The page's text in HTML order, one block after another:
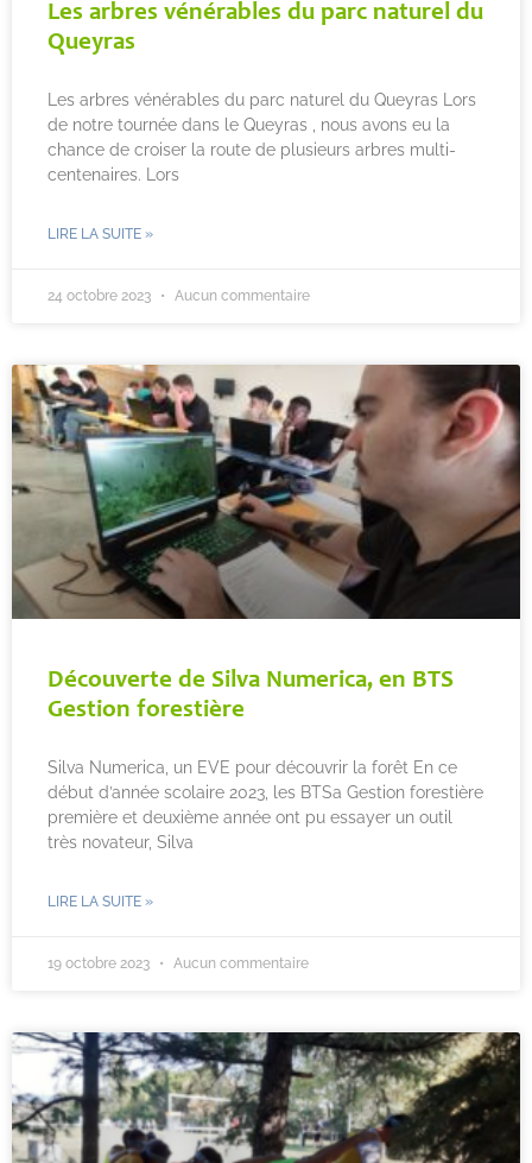
Les arbres vénérables du parc naturel du
Queyras
Les arbres vénérables du parc naturel du Queyras Lors
de notre tournée dans le Queyras , nous avons eu la
chance de croiser la route de plusieurs arbres multi-
centenaires. Lors
LIRE LA SUITE »
24 octobre 2023 Aucun commentaire
Découverte de Silva Numerica, en BTS
Gestion forestière
Silva Numerica, un EVE pour découvrir la forêt En ce
début d’année scolaire 2023, les BTSa Gestion forestière
première et deuxième année ont pu essayer un outil
très novateur, Silva
LIRE LA SUITE »
19 octobre 2023 Aucun commentaire